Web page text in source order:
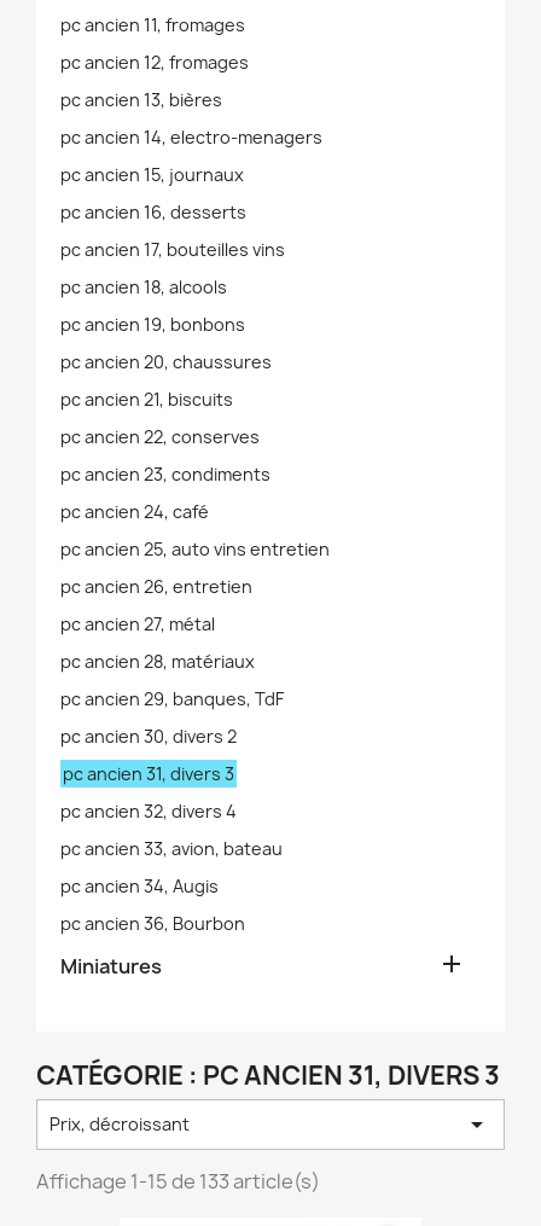
pc ancien 11, fromages
pc ancien 12, fromages
pc ancien 13, bières
pc ancien 14, electro-menagers
pc ancien 15, journaux
pc ancien 16, desserts
pc ancien 17, bouteilles vins
pc ancien 18, alcools
pc ancien 19, bonbons
pc ancien 20, chaussures
pc ancien 21, biscuits
pc ancien 22, conserves
pc ancien 23, condiments
pc ancien 24, café
pc ancien 25, auto vins entretien
pc ancien 26, entretien
pc ancien 27, métal
pc ancien 28, matériaux
pc ancien 29, banques, TdF
pc ancien 30, divers 2
pc ancien 31, divers 3
pc ancien 32, divers 4
pc ancien 33, avion, bateau
pc ancien 34, Augis
pc ancien 36, Bourbon
Miniatures 
CATÉGORIE : PC ANCIEN 31, DIVERS 3
Prix, décroissant 
Affichage 1-15 de 133 article(s)